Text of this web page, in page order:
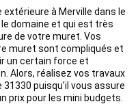
à Merville dans le
domaine et qui est très
de votre muret. Vos
muret sont compliqués et
un certain force et
Alors, réalisez vos travaux
puisqu’il vous assure
prix pour les mini budgets.